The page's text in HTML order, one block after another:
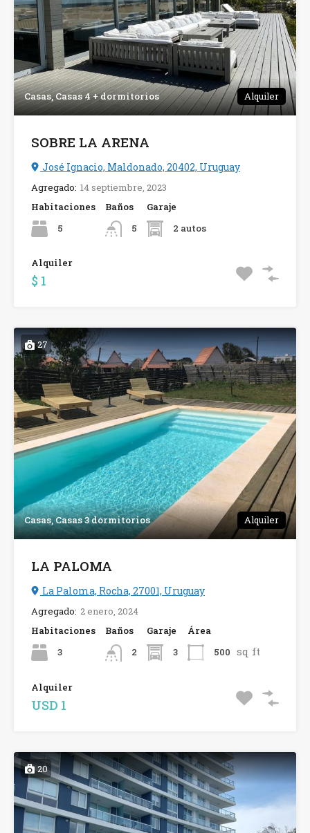
Casas, Casas 4 + dormitorios Alquiler
SOBRE LA ARENA
José Ignacio, Maldonado, 20402, Uruguay
Agregado: 14 septiembre, 2023
Habitaciones
5
Baños
5
Garaje
2 autos
Alquiler
$ 1
27
Casas, Casas 3 dormitorios Alquiler
LA PALOMA
La Paloma, Rocha, 27001, Uruguay
Agregado: 2 enero, 2024
Habitaciones
3
Baños
2
Garaje
3
Área
500 sq ft
Alquiler
USD 1
20